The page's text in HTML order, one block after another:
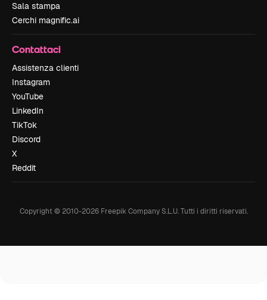
Sala stampa
Cerchi magnific.ai
Contattaci
Assistenza clienti
Instagram
YouTube
LinkedIn
TikTok
Discord
X
Reddit
Copyright © 2010-2026Freepik Company S.L.U. Tutti i diritti riservati.